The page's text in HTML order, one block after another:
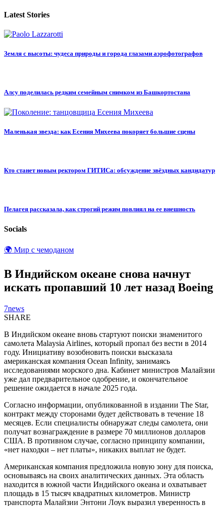
Latest Stories
Земля с высоты: чудеса природы и города глазами аэрофотографов
Алсу поделилась редким семейным снимком из Башкортостана
Маленькая звезда: как Есения Михеева покоряет большие сцены
Кто станет новым ректором ГИТИСа: обсуждение звёздных кандидатур
Пелагея рассказала, как строгий режим повлиял на ее внешность
Socials
🌍 Мир с чемоданом
В Индийском океане снова начнут
искать пропавший 10 лет назад Boeing
7news
SHARE
В Индийском океане вновь стартуют поиски знаменитого
самолета Malaysia Airlines, который пропал без вести в 2014
году. Инициативу возобновить поиски высказала
американская компания Ocean Infinity, занимаясь
исследованиями морского дна. Кабинет министров Малайзии
уже дал предварительное одобрение, и окончательное
решение ожидается в начале 2025 года.
Согласно информации, опубликованной в издании The Star,
контракт между сторонами будет действовать в течение 18
месяцев. Если специалисты обнаружат следы самолета, они
получат вознаграждение в размере 70 миллионов долларов
США. В противном случае, согласно принципу компании,
«нет находки – нет платы», никаких выплат не будет.
Американская компания предложила новую зону для поиска,
основываясь на своих аналитических данных. Эта область
находится в южной части Индийского океана и охватывает
площадь в 15 тысяч квадратных километров. Министр
транспорта Малайзии Энтони Лоук выразил уверенность в